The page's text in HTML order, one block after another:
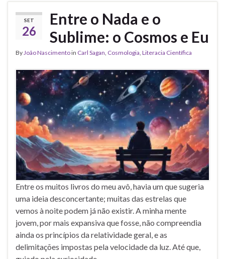
SET
26
Entre o Nada e o
Sublime: o Cosmos e Eu
ByJoão Nascimentoin Carl Sagan, Cosmologia, Literacia Científica
Entre os muitos livros do meu avô, havia um que sugeria
uma ideia desconcertante; muitas das estrelas que
vemos à noite podem já não existir. A minha mente
jovem, por mais expansiva que fosse, não compreendia
ainda os princípios da relatividade geral, e as
delimitações impostas pela velocidade da luz. Até que,